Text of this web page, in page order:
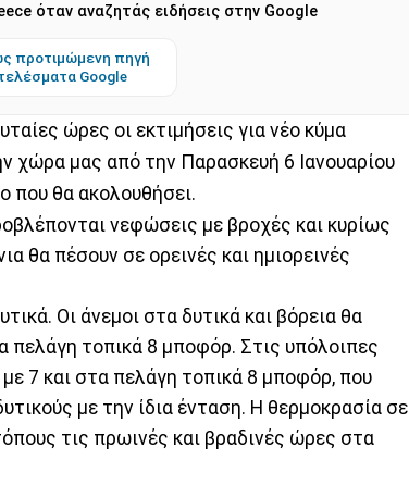
όταν αναζητάς ειδήσεις στην Google
προτιμώμενη πηγή
Google
ώρες οι εκτιμήσεις για νέο κύμα
χώρα μας από την Παρασκευή 6 Ιανουαρίου
που θα ακολουθήσει.
νεφώσεις με βροχές και κυρίως
θα πέσουν σε ορεινές και ημιορεινές
Οι άνεμοι στα δυτικά και βόρεια θα
πελάγη τοπικά 8 μποφόρ. Στις υπόλοιπες
με 7 και στα πελάγη τοπικά 8 μποφόρ, που
με την ίδια ένταση. Η θερμοκρασία σε
τις πρωινές και βραδινές ώρες στα